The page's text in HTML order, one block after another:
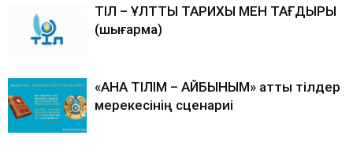
ТІЛ – ҰЛТТЫҢ ТАРИХЫ МЕН ТАҒДЫРЫ
(шығарма)
«АНА ТІЛІМ – АЙБЫНЫМ» атты тілдер
мерекесінің сценариі